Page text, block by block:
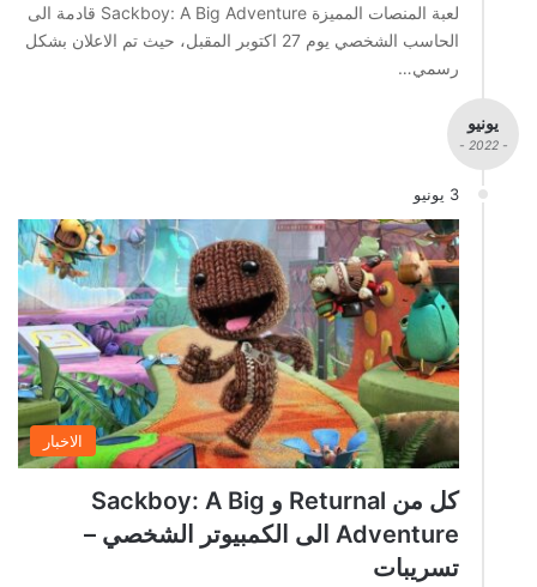
لعبة المنصات المميزة Sackboy: A Big Adventure قادمة الى
الحاسب الشخصي يوم 27 اكتوبر المقبل، حيث تم الاعلان بشكل
رسمي…
يونيو
- 2022 -
3 يونيو
الاخبار
كل من Returnal و Sackboy: A Big
Adventure الى الكمبيوتر الشخصي –
تسريبات